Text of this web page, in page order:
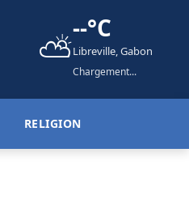
⛅--°C
Libreville, Gabon
Chargement...
RELIGION